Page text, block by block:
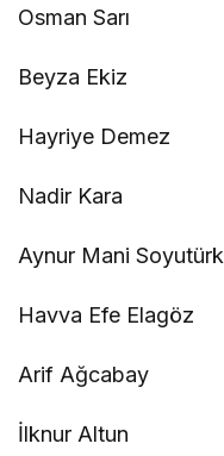
Osman Sarı
Beyza Ekiz
Hayriye Demez
Nadir Kara
Aynur Mani Soyutürk
Havva Efe Elagöz
Arif Ağcabay
İlknur Altun